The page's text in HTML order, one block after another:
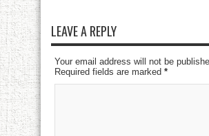
LEAVE A REPLY
Your email address will not be
Required fields are marked *